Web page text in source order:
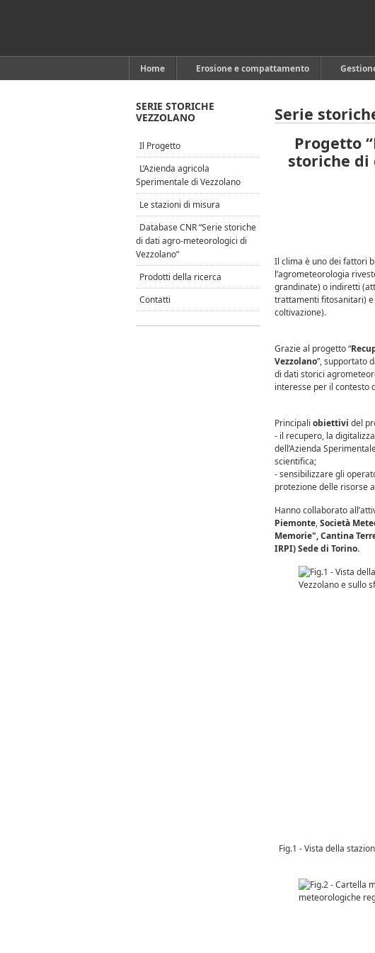
Home Erosione e compattamento
Serie
Progetto “
storiche di
Il clima è uno dei fattori
l’agrometeorologia
grandinate) o indiretti
trattamenti fitosanitari) e
coltivazione).
Grazie al progetto “
Vezzolano”, supportato
di dati storici
interesse per il
Principali obiettivi del
- il recupero, la
dell’Azienda
scientifica;
- sensibilizzare gli
protezione delle risorse
Hanno collaborato
Piemonte,Società
Memorie", Cantina
IRPI) Sede di Torino.
Fig.1 - Vista della
SERIE STORICHE
VEZZOLANO
Il Progetto
L’Azienda agricola
Sperimentale di Vezzolano
Le stazioni di misura
Database CNR “Serie storiche
di dati agro-meteorologici di
Vezzolano”
Prodotti della ricerca
Contatti